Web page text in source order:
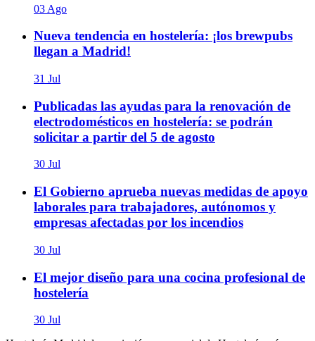
03 Ago
Nueva tendencia en hostelería: ¡los brewpubs
llegan a Madrid!
31 Jul
Publicadas las ayudas para la renovación de
electrodomésticos en hostelería: se podrán
solicitar a partir del 5 de agosto
30 Jul
El Gobierno aprueba nuevas medidas de apoyo
laborales para trabajadores, autónomos y
empresas afectadas por los incendios
30 Jul
El mejor diseño para una cocina profesional de
hostelería
30 Jul